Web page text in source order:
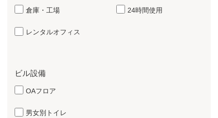
倉庫・工場
レンタルオフィス
24時間使用
ビル設備
OAフロア
男女別トイレ